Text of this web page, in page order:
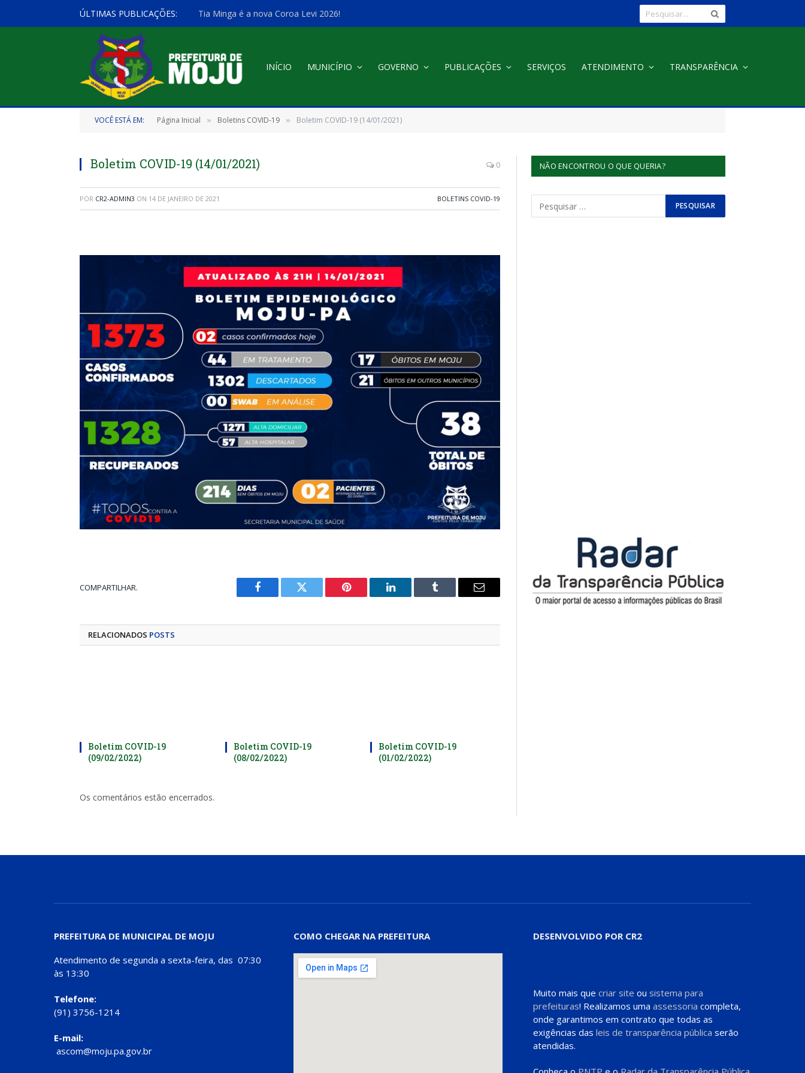
ÚLTIMAS PUBLICAÇÕES: Tia Minga é a nova Coroa Levi 2026!
INÍCIO MUNICÍPIO GOVERNO PUBLICAÇÕES SERVIÇOS ATENDIMENTO TRANSPARÊNCIA
VOCÊ ESTÁ EM: Página Inicial » Boletins COVID-19 » Boletim COVID-19 (14/01/2021)
Boletim COVID-19 (14/01/2021) 0
POR CR2-ADMIN3 ON 14 DE JANEIRO DE 2021 BOLETINS COVID-19
COMPARTILHAR.
Facebook Twitter Pinterest LinkedIn Tumblr
E-
RELACIONADOS POSTS
Boletim COVID-19
(09/02/2022)
Boletim COVID-19
(08/02/2022)
Boletim COVID-19
(01/02/2022)
Os comentários estão encerrados.
NÃO ENCONTROU O QUE QUERIA?
PREFEITURA DE MUNICIPAL DE MOJU
Atendimento de segunda a sexta-feira, das 07:30
às 13:30
Telefone:
(91) 3756-1214
E-mail:
ascom@moju.pa.gov.br
COMO CHEGAR NA PREFEITURA DESENVOLVIDO POR CR2
Muito mais que criar site ou sistema para
prefeituras! Realizamos uma assessoria completa,
onde garantimos em contrato que todas as
exigências das leis de transparência pública serão
atendidas.